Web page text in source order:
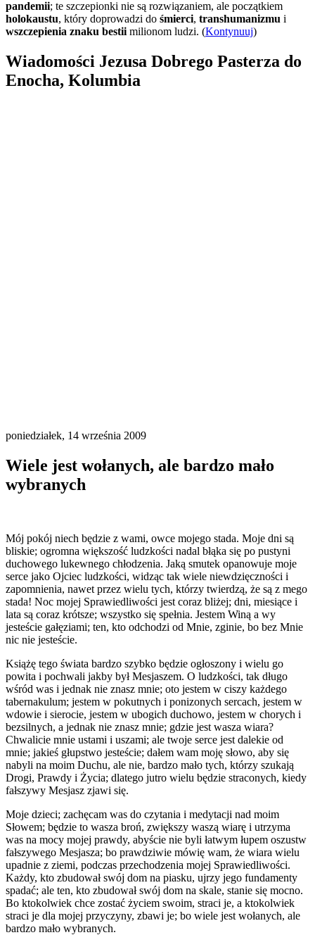
pandemii; te szczepionki nie są rozwiązaniem, ale początkiem
holokaustu, który doprowadzi do śmierci, transhumanizmu i
wszczepienia znaku bestii milionom ludzi. (Kontynuuj)
Wiadomości Jezusa Dobrego Pasterza do
Enocha, Kolumbia
poniedziałek, 14 września 2009
Wiele jest wołanych, ale bardzo mało
wybranych
Mój pokój niech będzie z wami, owce mojego stada. Moje dni są
bliskie; ogromna większość ludzkości nadal błąka się po pustyni
duchowego lukewnego chłodzenia. Jaką smutek opanowuje moje
serce jako Ojciec ludzkości, widząc tak wiele niewdzięczności i
zapomnienia, nawet przez wielu tych, którzy twierdzą, że są z mego
stada! Noc mojej Sprawiedliwości jest coraz bliżej; dni, miesiące i
lata są coraz krótsze; wszystko się spełnia. Jestem Winą a wy
jesteście gałęziami; ten, kto odchodzi od Mnie, zginie, bo bez Mnie
nic nie jesteście.
Książę tego świata bardzo szybko będzie ogłoszony i wielu go
powita i pochwali jakby był Mesjaszem. O ludzkości, tak długo
wśród was i jednak nie znasz mnie; oto jestem w ciszy każdego
tabernakulum; jestem w pokutnych i ponizonych sercach, jestem w
wdowie i sierocie, jestem w ubogich duchowo, jestem w chorych i
bezsilnych, a jednak nie znasz mnie; gdzie jest wasza wiara?
Chwalicie mnie ustami i uszami; ale twoje serce jest dalekie od
mnie; jakieś głupstwo jesteście; dałem wam moję słowo, aby się
nabyli na moim Duchu, ale nie, bardzo mało tych, którzy szukają
Drogi, Prawdy i Życia; dlatego jutro wielu będzie straconych, kiedy
fałszywy Mesjasz zjawi się.
Moje dzieci; zachęcam was do czytania i medytacji nad moim
Słowem; będzie to wasza broń, zwiększy waszą wiarę i utrzyma
was na mocy mojej prawdy, abyście nie byli łatwym łupem oszustw
fałszywego Mesjasza; bo prawdziwie mówię wam, że wiara wielu
upadnie z ziemi, podczas przechodzenia mojej Sprawiedliwości.
Każdy, kto zbudował swój dom na piasku, ujrzy jego fundamenty
spadać; ale ten, kto zbudował swój dom na skale, stanie się mocno.
Bo ktokolwiek chce zostać życiem swoim, straci je, a ktokolwiek
straci je dla mojej przyczyny, zbawi je; bo wiele jest wołanych, ale
bardzo mało wybranych.